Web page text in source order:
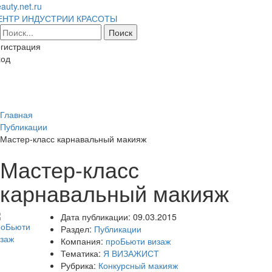
ИНДУСТРИИ КРАСОТЫ
Главная
Публикации
Мастер-класс карнавальный макияж
Мастер-класс
карнавальный макияж
Дата публикации: 09.03.2015
Раздел: Публикации
Компания: проБьюти визаж
Тематика: Я ВИЗАЖИСТ
Рубрика: Конкурсный макияж